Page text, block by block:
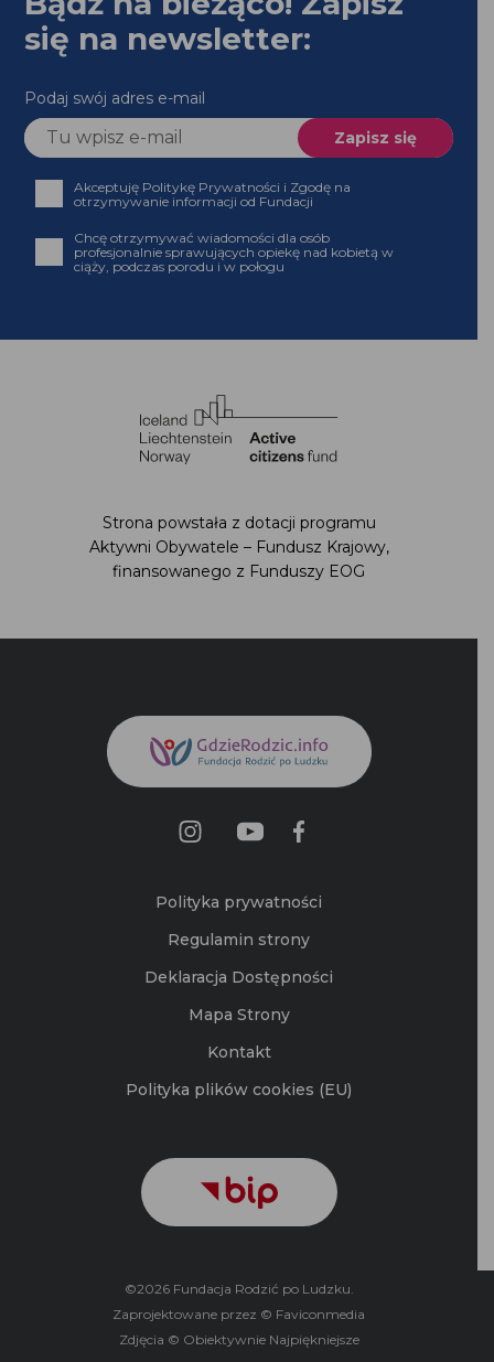
Podaj swój adres e-mail
Akceptuję Politykę Prywatności i Zgodę na
otrzymywanie informacji od Fundacji
Chcę otrzymywać wiadomości dla osób profesjonalnie
sprawujących opiekę nad kobietą w ciąży, podczas
porodu i w połogu
Strona powstała z dotacji programu Aktywni
finansowanego z Funduszy EOG
Polityka prywatności
Zdjęcia © Obiektywnie Najpiękniejsze